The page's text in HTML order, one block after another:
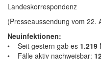
Landeskorrespondenz
(Presseaussendung vom 22.
Neuinfektionen:
• Seit gestern gab es 1.219
• Fälle aktiv nachweisbar: